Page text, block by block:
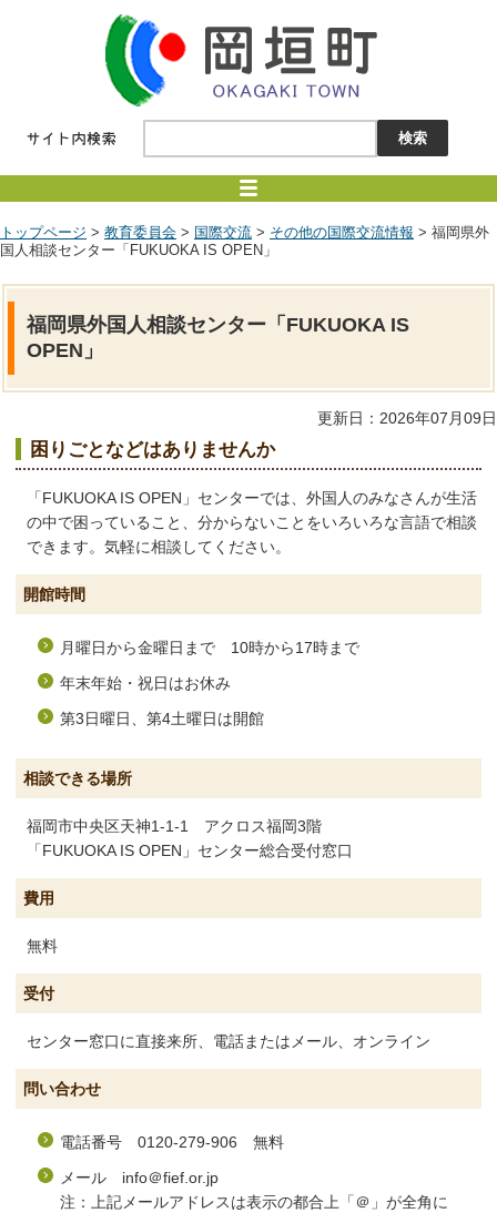
トップページ > 教育委員会 > 国際交流 > その他の国際交流情報 > 福岡県外
国人相談センター「FUKUOKA IS OPEN」
福岡県外国人相談センター「FUKUOKA IS
OPEN」
更新日：2026年07月09日
困りごとなどはありませんか
「FUKUOKA IS OPEN」センターでは、外国人のみなさんが生活
の中で困っていること、分からないことをいろいろな言語で相談
できます。気軽に相談してください。
開館時間
月曜日から金曜日まで 10時から17時まで
年末年始・祝日はお休み
第3日曜日、第4土曜日は開館
相談できる場所
福岡市中央区天神1-1-1 アクロス福岡3階
「FUKUOKA IS OPEN」センター総合受付窓口
費用
無料
受付
センター窓口に直接来所、電話またはメール、オンライン
問い合わせ
電話番号 0120-279-906 無料
メール info＠fief.or.jp
注：上記メールアドレスは表示の都合上「＠」が全角に